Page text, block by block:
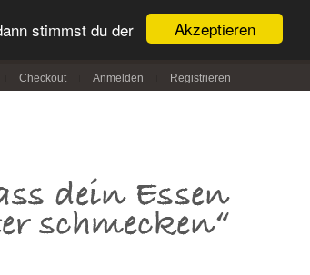
Akzeptieren
stimmst du der
Checkout Anmelden Registrieren